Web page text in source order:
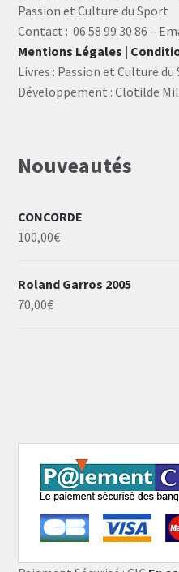
Passion et Culture du Sport
Contact : 06 58 99 30 86 –
Mentions Légales |
Livres : Passion et Culture
Développement : Clotilde
Nouveautés
CONCORDE
100,00€
Roland Garros 2005
70,00€